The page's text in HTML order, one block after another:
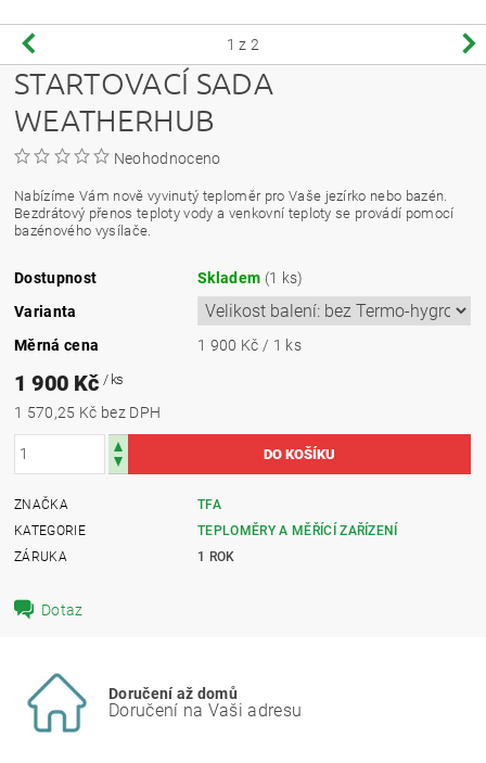
1 z 2
STARTOVACÍ SADA
WEATHERHUB
Neohodnoceno
Nabízíme Vám nově vyvinutý teploměr pro Vaše jezírko nebo bazén.
Bezdrátový přenos teploty vody a venkovní teploty se provádí pomocí
bazénového vysílače.
Dostupnost Skladem (1 ks)
Varianta
Měrná cena
1 900 Kč / 1 ks
1 900 Kč / ks
1 570,25 Kč bez DPH
ZNAČKA
TFA
KATEGORIE
TEPLOMĚRY A MĚŘÍCÍ ZAŘÍZENÍ
ZÁRUKA
1 ROK
Dotaz
Doručení až domů
Doručení na Vaši adresu